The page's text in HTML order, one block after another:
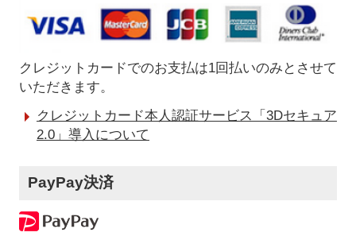
クレジットカードでのお支払は1回払いのみとさせて
いただきます。
クレジットカード本人認証サービス「3Dセキュア
2.0」導入について
PayPay決済